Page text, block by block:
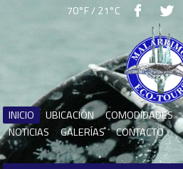
70°F / 21°C
INICIO UBICACIÓN COMODIDADES
NOTICIAS
GALERÍAS CONTACTO